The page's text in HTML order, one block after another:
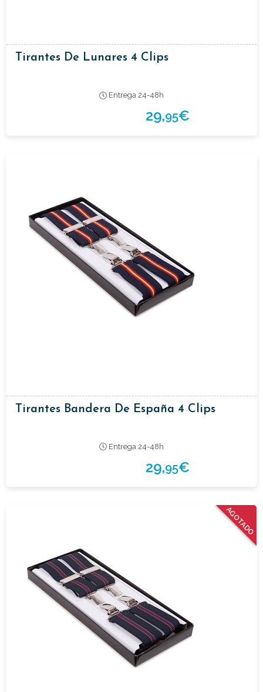
Tirantes De Lunares 4 Clips
Entrega 24-48h
29,95€
Tirantes Bandera De España 4 Clips
Entrega 24-48h
29,95€
AGOTADO